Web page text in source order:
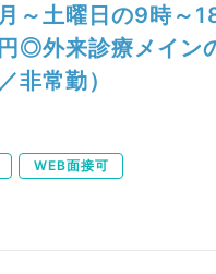
～土曜日の9時～
◎外来診療メイン
非常勤）
WEB面接可